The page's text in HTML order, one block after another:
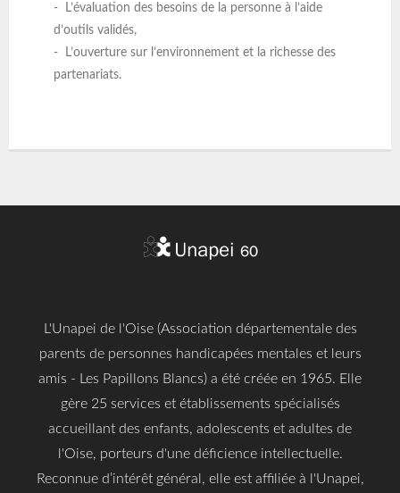
- L’évaluation des besoins de la personne à l’aide
d’outils validés,
- L’ouverture sur l’environnement et la richesse des
partenariats.
L'Unapei de l'Oise (Association départementale des
parents de personnes handicapées mentales et leurs
amis - Les Papillons Blancs) a été créée en 1965. Elle
gère 25 services et établissements spécialisés
accueillant des enfants, adolescents et adultes de
l'Oise, porteurs d'une déficience intellectuelle.
Reconnue d’intérêt général, elle est affiliée à l'Unapei,